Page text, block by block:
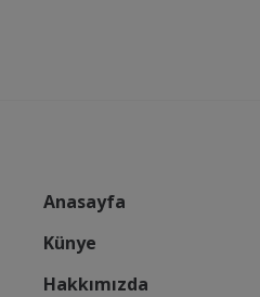
Anasayfa
Künye
Hakkımızda